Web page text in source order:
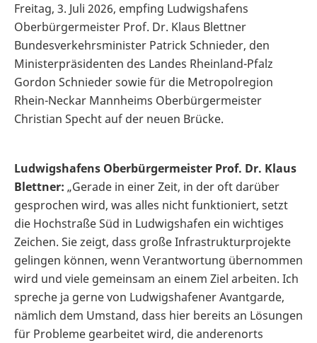
Freitag, 3. Juli 2026, empfing Ludwigshafens
Oberbürgermeister Prof. Dr. Klaus Blettner
Bundesverkehrsminister Patrick Schnieder, den
Ministerpräsidenten des Landes Rheinland-Pfalz
Gordon Schnieder sowie für die Metropolregion
Rhein-Neckar Mannheims Oberbürgermeister
Christian Specht auf der neuen Brücke.
Ludwigshafens Oberbürgermeister Prof. Dr. Klaus
Blettner: „Gerade in einer Zeit, in der oft darüber
gesprochen wird, was alles nicht funktioniert, setzt
die Hochstraße Süd in Ludwigshafen ein wichtiges
Zeichen. Sie zeigt, dass große Infrastrukturprojekte
gelingen können, wenn Verantwortung übernommen
wird und viele gemeinsam an einem Ziel arbeiten. Ich
spreche ja gerne von Ludwigshafener Avantgarde,
nämlich dem Umstand, dass hier bereits an Lösungen
für Probleme gearbeitet wird, die anderenorts